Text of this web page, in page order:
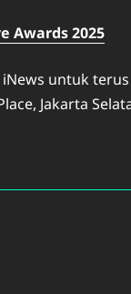
Awards 2025
untuk
Jakarta